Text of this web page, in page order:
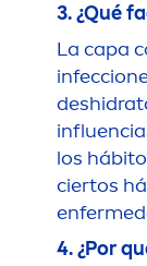
3. ¿Qué
La capa
los
ciertos
4. ¿Por